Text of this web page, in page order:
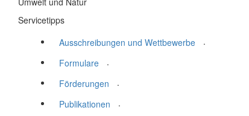
Servicetipps
Ausschreibungen und Wettbewerbe
.
Formulare
.
Förderungen
.
Publikationen
.